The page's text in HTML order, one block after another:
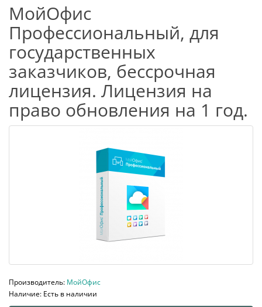
МойОфис
Профессиональный, для
государственных
заказчиков, бессрочная
лицензия. Лицензия на
право обновления на 1 год.
Производитель: МойОфис
Наличие: Есть в наличии